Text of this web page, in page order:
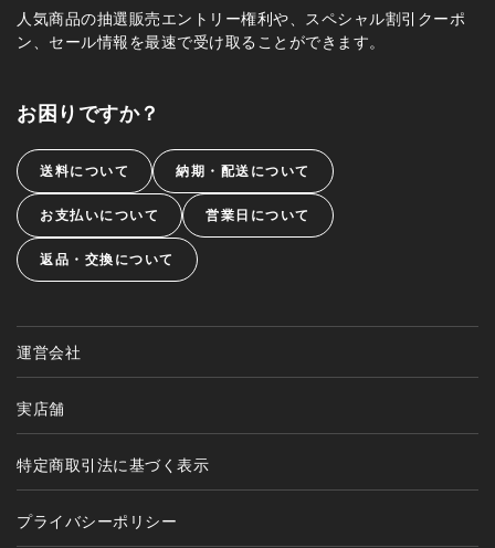
人気商品の抽選販売エントリー権利や、スペシャル割引クーポ
ン、セール情報を最速で受け取ることができます。
お困りですか？
送料について 納期・配送について
お支払いについて 営業日について
返品・交換について
運営会社
実店舗
特定商取引法に基づく表示
プライバシーポリシー